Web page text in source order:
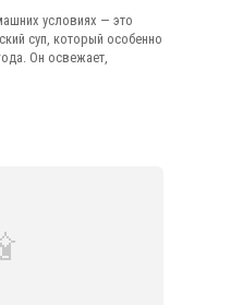
условиях — это
суп, который особенно
Он освежает,